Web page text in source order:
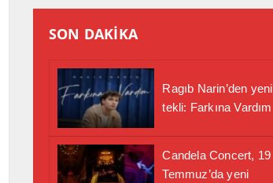
SON DAKİKA
Ragıb Narin’den yeni
tekli: Farkına Vardım
Candela Concert, 19
Temmuz’da yeni